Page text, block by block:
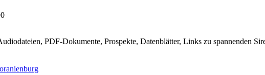
PDF-Dokumente, Prospekte, Datenblätter, Links zu spannenden